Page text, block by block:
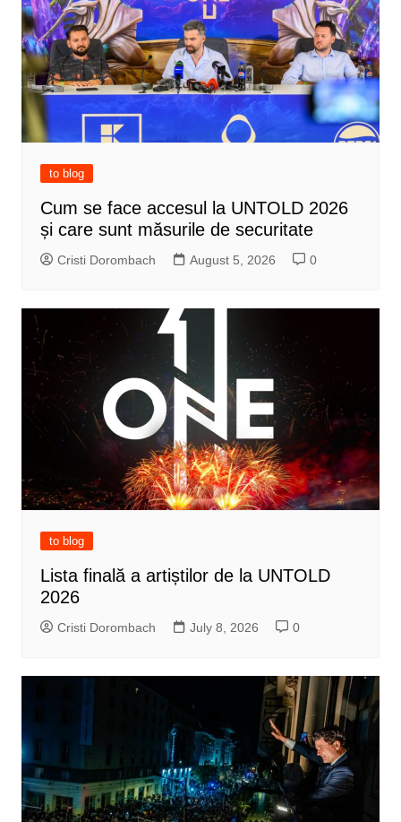
to blog
Cum se face accesul la UNTOLD 2026
și care sunt măsurile de securitate
Cristi Dorombach August 5, 2026 0
to blog
Lista finală a artiștilor de la UNTOLD
2026
Cristi Dorombach July 8, 2026 0